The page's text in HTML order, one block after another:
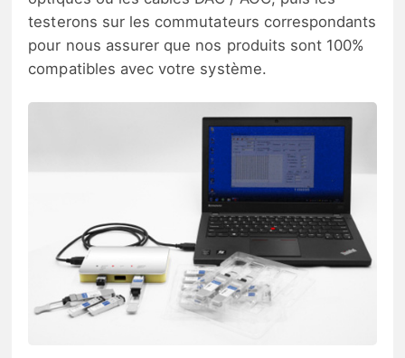
testerons sur les commutateurs correspondants
pour nous assurer que nos produits sont 100%
compatibles avec votre système.